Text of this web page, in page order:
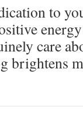
to
care
brightens